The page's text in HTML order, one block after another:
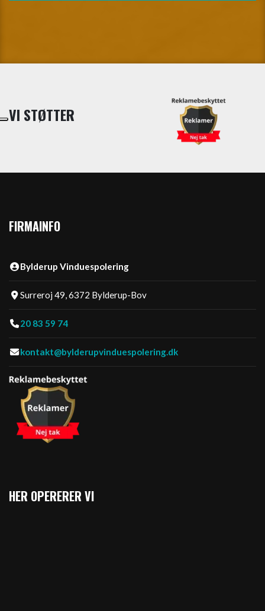
VI STØTTER
FIRMAINFO
Bylderup Vinduespolering
Surreroj 49, 6372 Bylderup-Bov
20 83 59 74
kontakt@bylderupvinduespolering.dk
HER OPERERER VI